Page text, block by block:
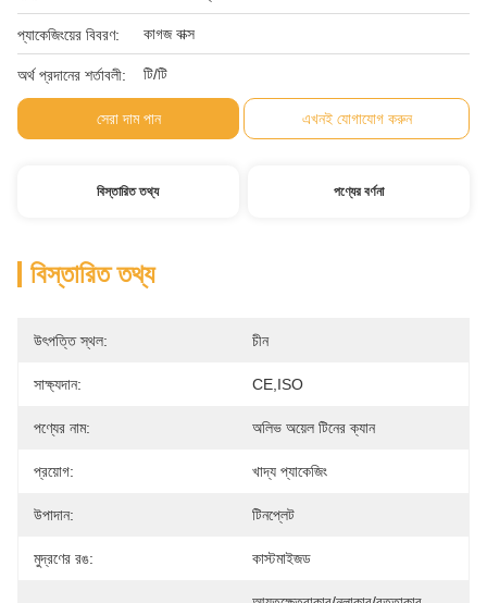
প্যাকেজিংয়ের বিবরণ: কাগজ বাক্স
অর্থ প্রদানের শর্তাবলী: টি/টি
সেরা দাম পান এখনই যোগাযোগ করুন
বিস্তারিত তথ্য পণ্যের বর্ণনা
বিস্তারিত তথ্য
উৎপত্তি স্থল: চীন
সাক্ষ্যদান: CE,ISO
পণ্যের নাম: অলিভ অয়েল টিনের ক্যান
প্রয়োগ: খাদ্য প্যাকেজিং
উপাদান: টিনপ্লেট
মুদ্রণের রঙ: কাস্টমাইজড